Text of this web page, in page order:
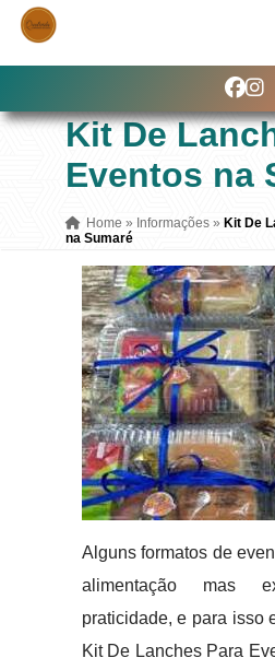
Kit De
Eventos na
Home » Informações » Kit De
na Sumaré
Alguns formatos de
alimentação mas
praticidade, e para isso
Kit De Lanches Para